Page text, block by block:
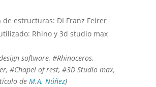
de estructuras: DI Franz Feirer
Rhino y 3d studio max
software, #Rhinoceros,
#Chapel of rest, #3D Studio max,
de M.A. Núñez)